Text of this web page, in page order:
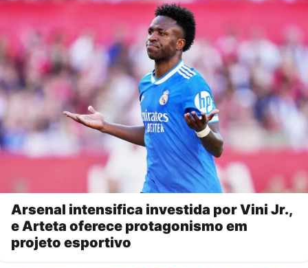
Arsenal intensifica investida por Vini Jr.,
e Arteta oferece protagonismo em
projeto esportivo